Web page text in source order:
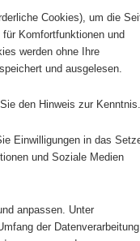
Alphabet Nach
Cookies), um die
Komfortfunktionen und
werden ohne Ihre
und ausgelesen.
den Hinweis zur Kenntnis.
Einwilligungen in das
und Soziale Medien
anpassen. Unter
der Datenverarbeitung